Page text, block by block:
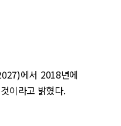
에서 2018년에
이라고 밝혔다.